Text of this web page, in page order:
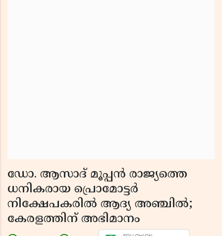
ഡോ. ആസാദ് മൂപ്പൻ രാജ്യത്തെ
ധനികരായ പ്രൊമോട്ടർ
നിക്ഷേപകരിൽ ആദ്യ അഞ്ചിൽ;
കേരളത്തിന് അഭിമാനം